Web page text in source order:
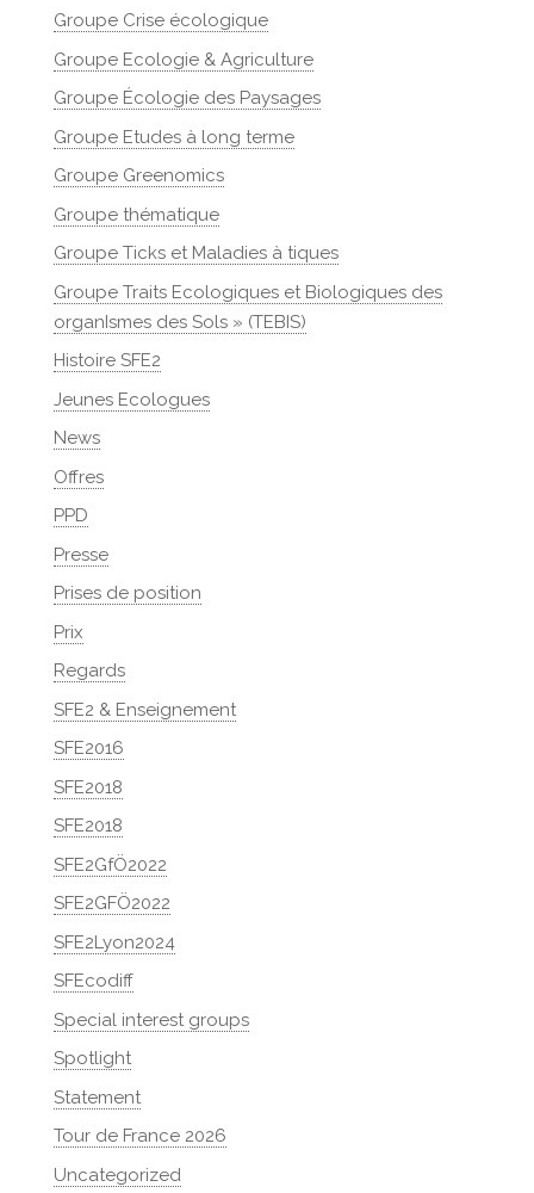
Groupe Crise écologique
Groupe Ecologie & Agriculture
Groupe Écologie des Paysages
Groupe Etudes à long terme
Groupe Greenomics
Groupe thématique
Groupe Ticks et Maladies à tiques
Groupe Traits Ecologiques et Biologiques des
organIsmes des Sols » (TEBIS)
Histoire SFE2
Jeunes Ecologues
News
Offres
PPD
Presse
Prises de position
Prix
Regards
SFE2 & Enseignement
SFE2016
SFE2018
SFE2018
SFE2GfÖ2022
SFE2GFÖ2022
SFE2Lyon2024
SFEcodiff
Special interest groups
Spotlight
Statement
Tour de France 2026
Uncategorized